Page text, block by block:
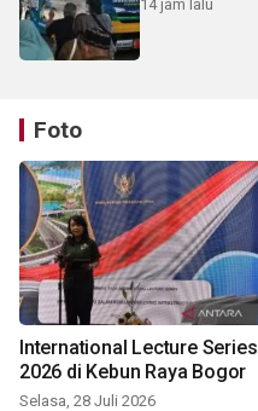
14 jam lalu
Foto
International Lecture Series
2026 di Kebun Raya Bogor
Selasa, 28 Juli 2026